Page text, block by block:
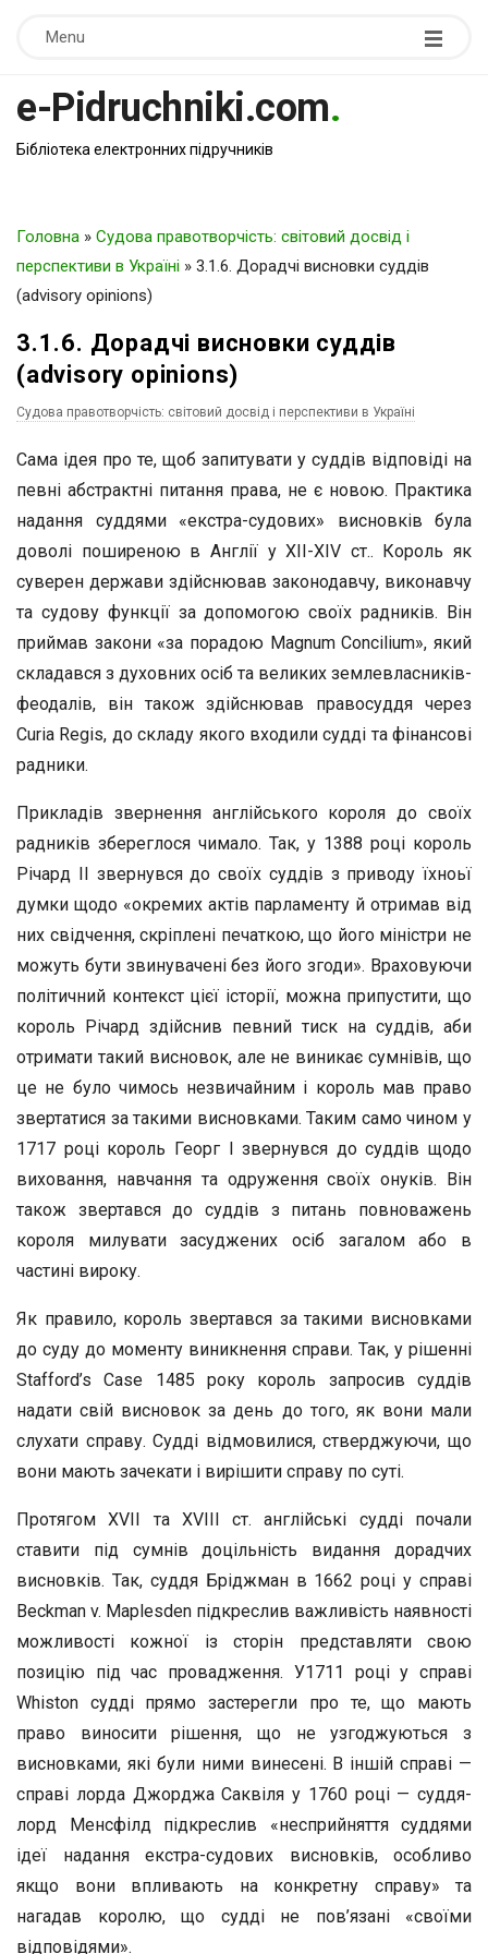
Menu
e-Pidruchniki.com.
Бібліотека електронних підручників
Головна » Судова правотворчість: світовий досвід і
перспективи в Україні » 3.1.6. Дорадчі висновки суддів
(advisory opinions)
3.1.6. Дорадчі висновки суддів
(advisory opinions)
Судова правотворчість: світовий досвід і перспективи в Україні
Сама ідея про те, щоб запитувати у суддів відповіді на
певні абстрактні питання права, не є новою. Практика
надання суддями «екстра-судових» висновків була
доволі поширеною в Англії у XII-XIV ст.. Король як
суверен держави здійснював законодавчу, виконавчу
та судову функції за допомогою своїх радників. Він
приймав закони «за порадою Magnum Concilium», який
складався з духовних осіб та великих землевласників-
феодалів, він також здійснював правосуддя через
Curia Regis, до складу якого входили судді та фінансові
радники.
Прикладів звернення англійського короля до своїх
радників збереглося чимало. Так, у 1388 році король
Річард ІІ звернувся до своїх суддів з приводу їхноьї
думки щодо «окремих актів парламенту й отримав від
них свідчення, скріплені печаткою, що його міністри не
можуть бути звинувачені без його згоди». Враховуючи
політичний контекст цієї історії, можна припустити, що
король Річард здійснив певний тиск на суддів, аби
отримати такий висновок, але не виникає сумнівів, що
це не було чимось незвичайним і король мав право
звертатися за такими висновками. Таким само чином у
1717 році король Георг І звернувся до суддів щодо
виховання, навчання та одруження своїх онуків. Він
також звертався до суддів з питань повноважень
короля милувати засуджених осіб загалом або в
частині вироку.
Як правило, король звертався за такими висновками
до суду до моменту виникнення справи. Так, у рішенні
Stafford’s Case 1485 року король запросив суддів
надати свій висновок за день до того, як вони мали
слухати справу. Судді відмовилися, стверджуючи, що
вони мають зачекати і вирішити справу по суті.
Протягом XVII та XVIII ст. англійські судді почали
ставити під сумнів доцільність видання дорадчих
висновків. Так, суддя Бріджман в 1662 році у справі
Beckman v. Maplesden підкреслив важливість наявності
можливості кожної із сторін представляти свою
позицію під час провадження. У1711 році у справі
Whiston судді прямо застерегли про те, що мають
право виносити рішення, що не узгоджуються з
висновками, які були ними винесені. В іншій справі —
справі лорда Джорджа Саквіля у 1760 році — суддя-
лорд Менсфілд підкреслив «несприйняття суддями
ідеї надання екстра-судових висновків, особливо
якщо вони впливають на конкретну справу» та
нагадав королю, що судді не пов’язані «своїми
відповідями».